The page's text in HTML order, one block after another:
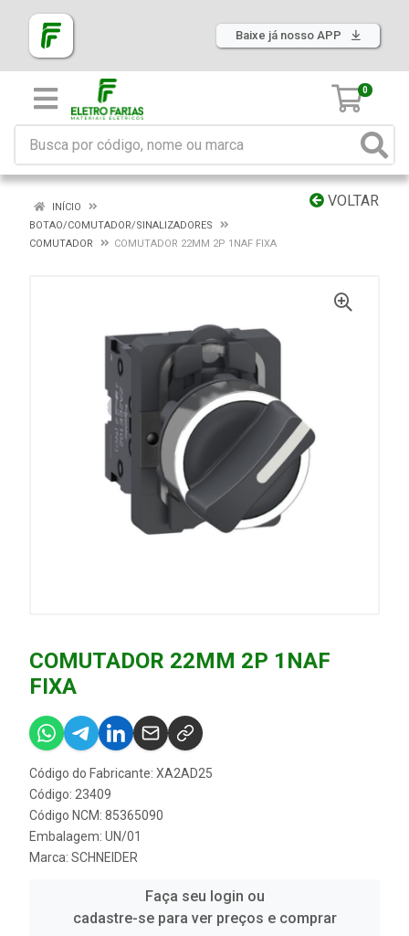
Baixe já nosso APP
0
VOLTAR
INÍCIO
BOTAO/COMUTADOR/SINALIZADORES
COMUTADOR
COMUTADOR 22MM 2P 1NAF FIXA
COMUTADOR 22MM 2P 1NAF
FIXA
Código do Fabricante: XA2AD25
Código: 23409
Código NCM: 85365090
Embalagem: UN/01
Marca: SCHNEIDER
Faça seu login ou
cadastre-se para ver preços e comprar